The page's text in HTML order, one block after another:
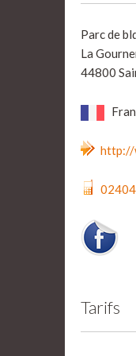
Parc de
La
44800
http://
Tarifs